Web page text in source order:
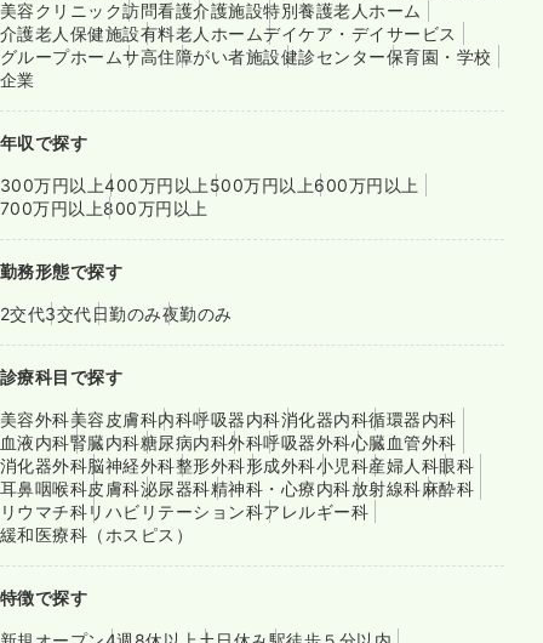
美容クリニック訪問看護介護施設特別養護老人ホーム
介護老人保健施設有料老人ホームデイケア・デイサービス
グループホームサ高住障がい者施設健診センター保育園・学校
企業
年収で探す
300万円以上400万円以上 500万円以上600万円以上
700万円以上800万円以上
勤務形態で探す
2交代3交代日勤のみ夜勤のみ
診療科目で探す
美容外科美容皮膚科内科呼吸器内科消化器内科循環器内科
血液内科腎臓内科糖尿病内科外科呼吸器外科心臓血管外科
消化器外科脳神経外科整形外科形成外科小児科産婦人科眼科
耳鼻咽喉科皮膚科泌尿器科精神科・心療内科放射線科麻酔科
リウマチ科リハビリテーション科アレルギー科
緩和医療科（ホスピス）
特徴で探す